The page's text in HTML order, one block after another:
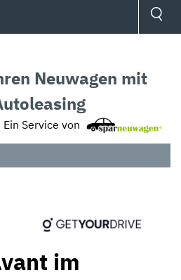
Neuwagen mit
Ein Service von
im